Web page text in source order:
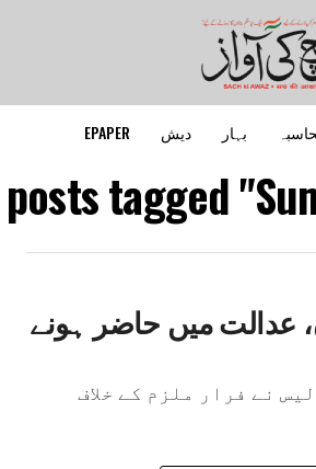
بہار دیش EPAPER
tagged
عدالت میں حاضر ہونے
نے فرار ملزم کے خلاف